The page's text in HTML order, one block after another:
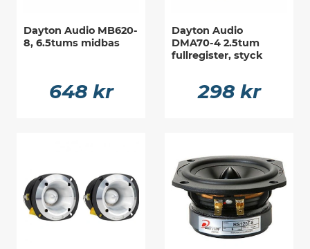
Dayton Audio MB620-
8, 6.5tums midbas
648 kr
Dayton Audio
DMA70-4 2.5tum
fullregister, styck
298 kr